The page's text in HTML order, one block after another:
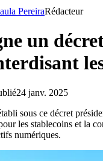
PereiraRédacteur
un
24 janv. 2025
sous ce décret
les stablecoins et la
numériques.